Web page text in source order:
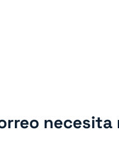
necesita